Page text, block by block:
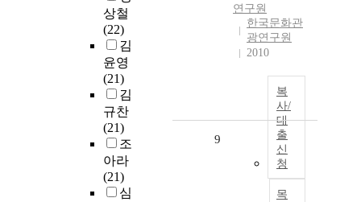
상철
(22)
김
윤영
(21)
김
규찬
(21)
조
아라
(21)
심
연구원
한국문화관
광연구원
2010
복
사/
대
출
신
청
목
9